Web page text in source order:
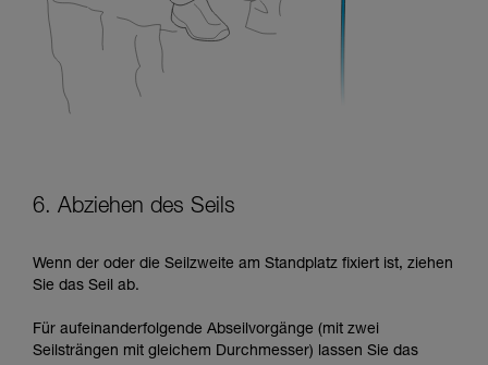
6. Abziehen des Seils
Wenn der oder die Seilzweite am Standplatz fixiert ist, ziehen
Sie das Seil ab.
Für aufeinanderfolgende Abseilvorgänge (mit zwei
Seilsträngen mit gleichem Durchmesser) lassen Sie das